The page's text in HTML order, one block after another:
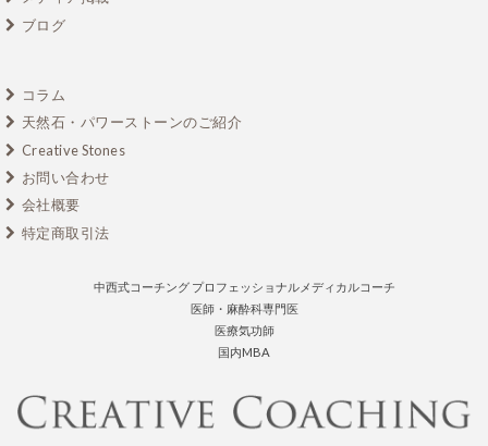
ブログ
コラム
天然石・パワーストーンのご紹介
Creative Stones
お問い合わせ
会社概要
特定商取引法
中西式コーチング プロフェッショナルメディカルコーチ
医師・麻酔科専門医
医療気功師
国内MBA